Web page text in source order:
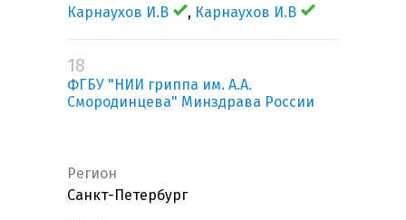
Карнаухов И.В
, Карнаухов И.В
18
ФГБУ "НИИ гриппа им. А.А.
Смородинцева" Минздрава России
Регион
Санкт-Петербург